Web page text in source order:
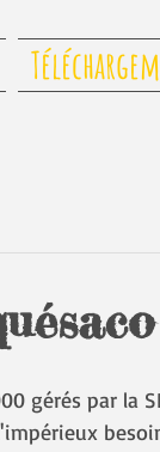
gérés par la